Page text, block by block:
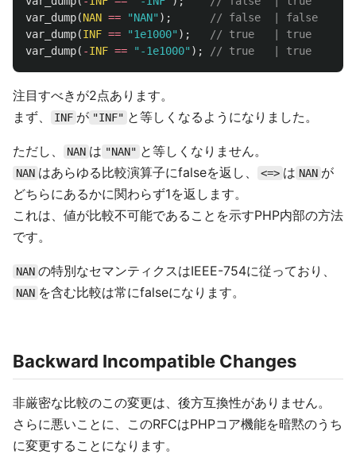
var_dump(NAN == "NAN" );
// false  | false
var_dump(INF == "1e1000" );
// true   | true
var_dump( -INF == "-1e1000" ); // true   | true
注目すべきが2点あります。
まず、
INF が "INF" と等しくなるようになりました。
ただし、 NAN は "NAN" と等しくなりません。
NAN はあらゆる比較演算子にfalseを返し、 <=> は NAN が
どちらにあるかに関わらず1を返します。
これは、値が比較不可能であることを示すPHP内部の方法
です。
NAN の特別なセマンティクスはIEEE-754に従っており、
NAN を含む比較は常にfalseになります。
Backward Incompatible Changes
非厳密な比較のこの変更は、後方互換性がありません。
さらに悪いことに、このRFCはPHPコア機能を暗黙のうち
に変更することになります。